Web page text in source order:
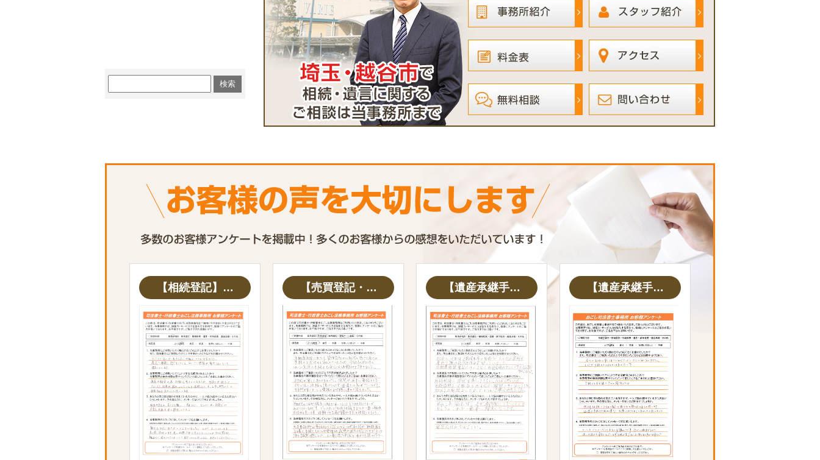
【相続登記】… 【売買登記・… 【遺産承継手… 【遺産承継手…